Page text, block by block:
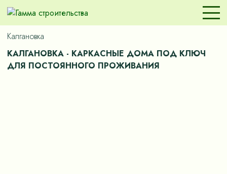
Калгановка
КАЛГАНОВКА - КАРКАСНЫЕ ДОМА ПОД КЛЮЧ
ДЛЯ ПОСТОЯННОГО ПРОЖИВАНИЯ